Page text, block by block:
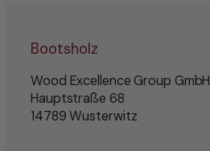
Bootsholz
Wood Excellence Group GmbH
Hauptstraße 68
14789 Wusterwitz